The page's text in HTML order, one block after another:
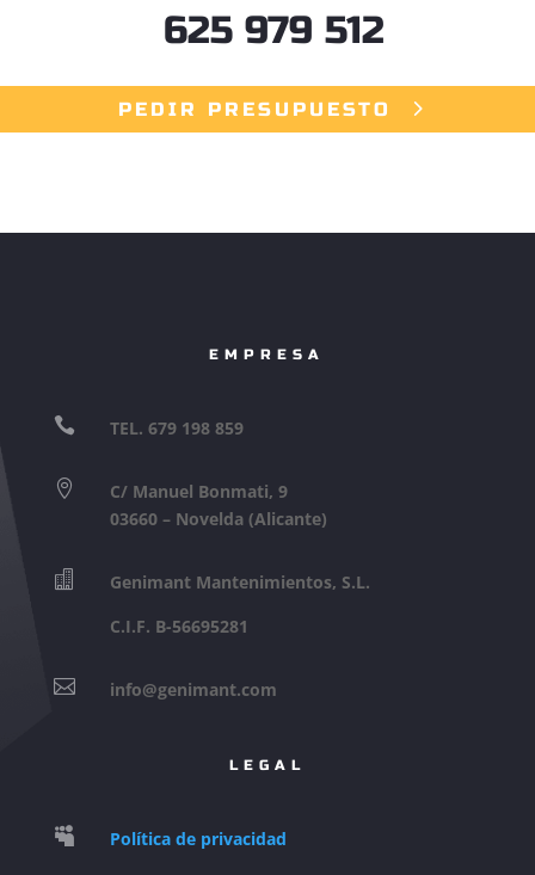
625 979 512
PEDIR PRESUPUESTO
EMPRESA
 TEL. 679 198 859

C/ Manuel Bonmati, 9
03660 – Novelda (Alicante)

Genimant Mantenimientos, S.L.
C.I.F. B-56695281
 info@genimant.com
LEGAL
 Política de privacidad